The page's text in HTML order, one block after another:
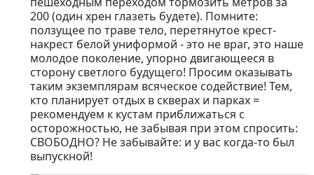
200 (один хрен глазеть будете). Помните:
ползущее по траве тело, перетянутое крест-
накрест белой униформой - это не враг, это наше
молодое поколение, упорно двигающееся в
сторону светлого будущего! Просим оказывать
таким экземплярам всяческое содействие! Тем,
кто планирует отдых в скверах и парках =
рекомендуем к кустам приближаться с
осторожностью, не забывая при этом спросить:
СВОБОДНО? Не забывайте: и у вас когда-то был
выпускной!